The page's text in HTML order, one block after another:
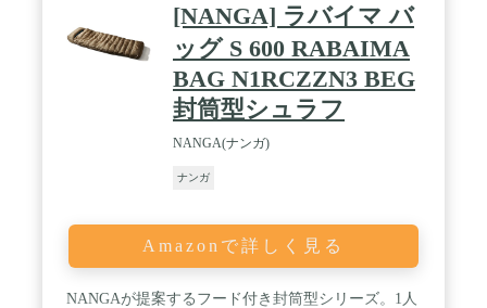
[NANGA] ラバイマ バ
ッグ S 600 RABAIMA
BAG N1RCZZN3 BEG
封筒型シュラフ
NANGA(ナンガ)
ナンガ
Amazonで詳しく見る
NANGAが提案するフード付き封筒型シリーズ。1人